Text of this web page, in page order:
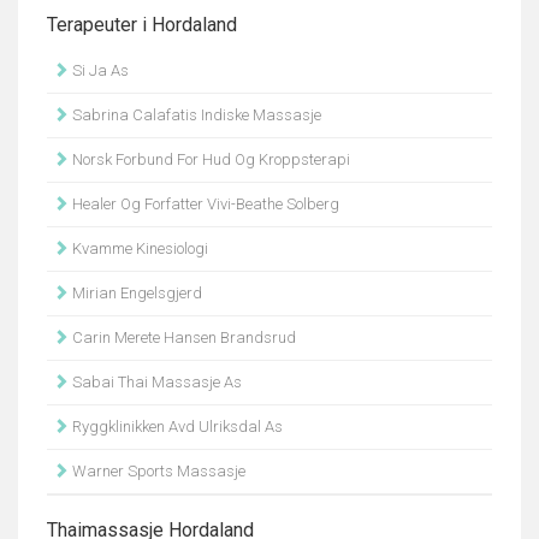
Terapeuter i Hordaland
Si Ja As
Sabrina Calafatis Indiske Massasje
Norsk Forbund For Hud Og Kroppsterapi
Healer Og Forfatter Vivi-Beathe Solberg
Kvamme Kinesiologi
Mirian Engelsgjerd
Carin Merete Hansen Brandsrud
Sabai Thai Massasje As
Ryggklinikken Avd Ulriksdal As
Warner Sports Massasje
Thaimassasje Hordaland